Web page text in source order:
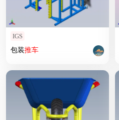
IGS
包装推车